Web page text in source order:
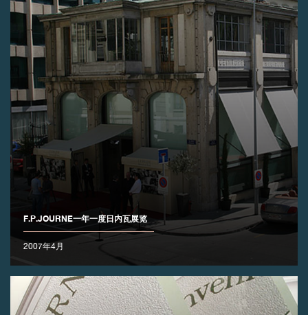
F.P.JOURNE一年一度日内瓦展览
2007年4月
伪冒品